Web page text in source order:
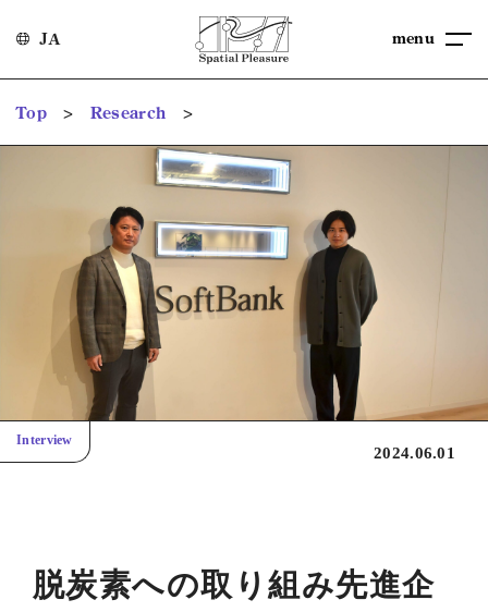
JA menu
Top > Research >
Interview
2024.06.01
脱炭素への取り組み先進企